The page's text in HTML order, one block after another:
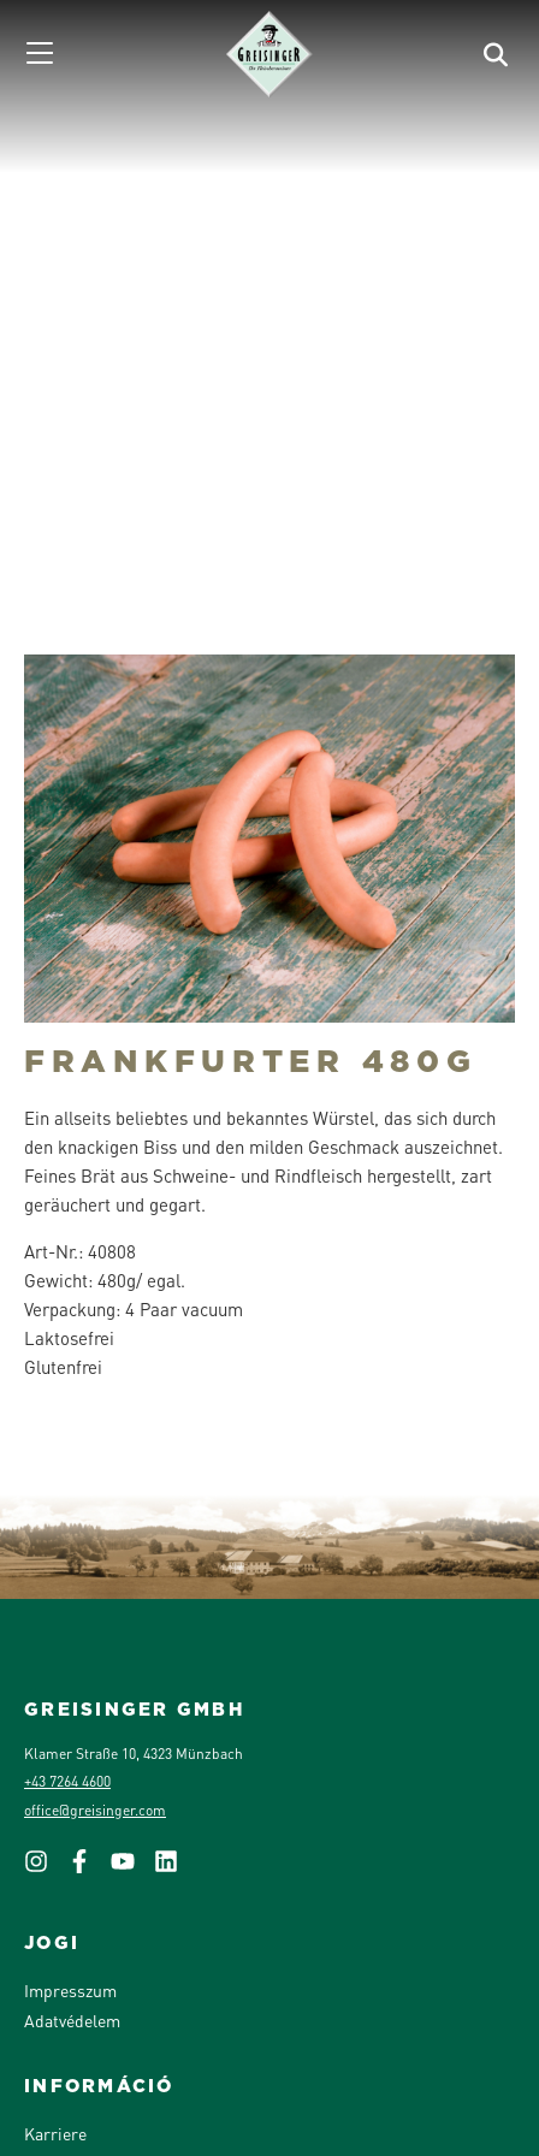
FRANKFURTER 480G
Ein allseits beliebtes und bekanntes Würstel, das sich durch
den knackigen Biss und den milden Geschmack auszeichnet.
Feines Brät aus Schweine- und Rindfleisch hergestellt, zart
geräuchert und gegart.
Art-Nr.: 40808
Gewicht: 480g/ egal.
Verpackung: 4 Paar vacuum
Laktosefrei
Glutenfrei
GREISINGER GMBH
Klamer Straße 10, 4323 Münzbach
+43 7264 4600
office@greisinger.com
JOGI
Impresszum
Adatvédelem
INFORMÁCIÓ
Karriere